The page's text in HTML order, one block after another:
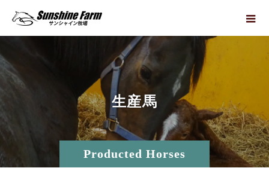
Producted Horses
生産馬